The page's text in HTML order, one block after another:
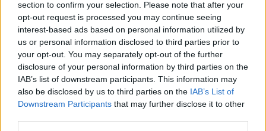
section to confirm your selection. Please note that after your
opt-out request is processed you may continue seeing
interest-based ads based on personal information utilized by
us or personal information disclosed to third parties prior to
your opt-out. You may separately opt-out of the further
disclosure of your personal information by third parties on the
IAB’s list of downstream participants. This information may
also be disclosed by us to third parties on the IAB’s List of
Downstream Participants that may further disclose it to other
profundo y amedrentador.
Sin embargo, cuando me iba de viaje y
visitaba otras ciudades, si no tenían río me
parecían tremendamente insulsas.
Quizás, a causa de mi carácter sereno,
necesitaba ver algo en movimiento.
Ya adulta, pasé algunos años en París
estudiando francés. Por aquel entonces me
había aficionado a la literatura francesa y me
entraron ganas de leer las obras en su
Descargar el documento (PDF)
La.pdf (PDF, 54 KB)
Descargar